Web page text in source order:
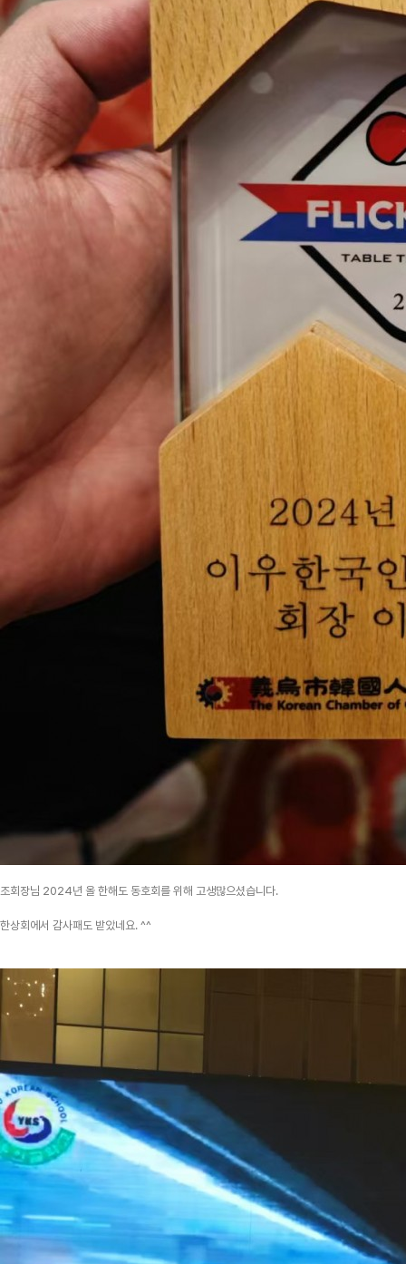
조회장님 2024년 올 한해도 동호회를 위해 고생많으셨습니다.
한상회에서 감사패도 받았네요. ^^